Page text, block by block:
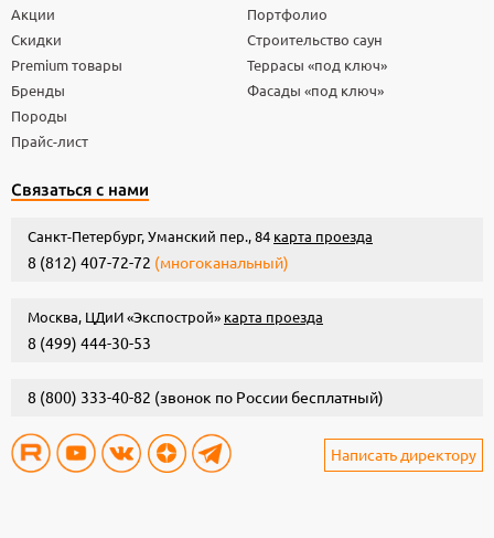
Акции
Скидки
Premium товары
Бренды
Породы
Прайс-лист
Портфолио
Строительство саун
Террасы «под ключ»
Фасады «под ключ»
Связаться с нами
Санкт-Петербург, Уманский пер., 84 карта проезда
8 (812) 407-72-72 (многоканальный)
Москва, ЦДиИ «Экспострой» карта проезда
8 (499) 444-30-53
8 (800) 333-40-82 (звонок по России бесплатный)
Написать директору